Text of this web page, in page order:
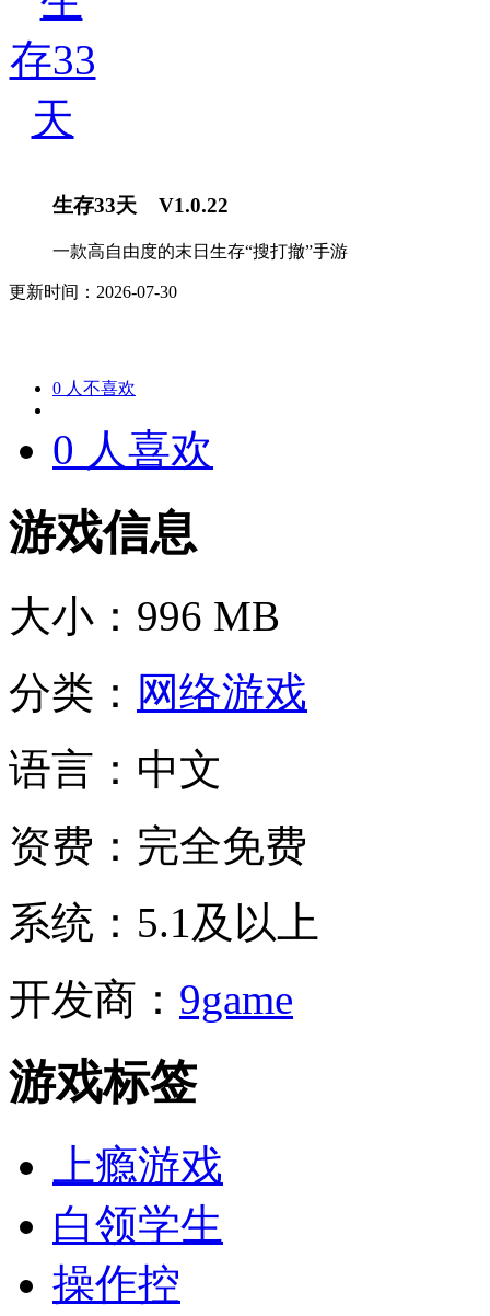
生存33天 V1.0.22
一款高自由度的末日生存“搜打撤”手游
更新时间：2026-07-30
0 人不喜欢
0 人喜欢
游戏信息
大小： 996 MB
分类： 网络游戏
语言： 中文
资费： 完全免费
系统： 5.1及以上
开发商： 9game
游戏标签
上瘾游戏
白领学生
操作控